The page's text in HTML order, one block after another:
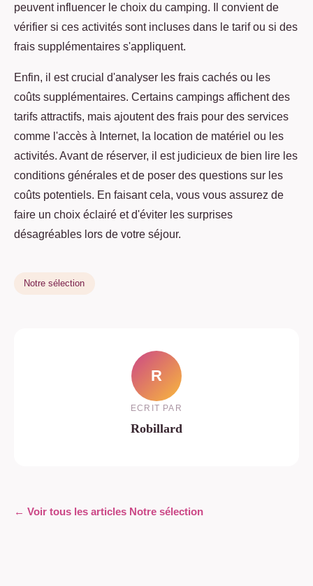
peuvent influencer le choix du camping. Il convient de
vérifier si ces activités sont incluses dans le tarif ou si des
frais supplémentaires s'appliquent.
Enfin, il est crucial d'analyser les frais cachés ou les
coûts supplémentaires. Certains campings affichent des
tarifs attractifs, mais ajoutent des frais pour des services
comme l'accès à Internet, la location de matériel ou les
activités. Avant de réserver, il est judicieux de bien lire les
conditions générales et de poser des questions sur les
coûts potentiels. En faisant cela, vous vous assurez de
faire un choix éclairé et d'éviter les surprises
désagréables lors de votre séjour.
Notre sélection
R
ECRIT PAR
Robillard
← Voir tous les articles Notre sélection